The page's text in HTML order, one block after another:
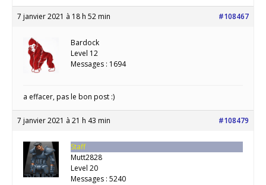
7 janvier 2021 à 18 h 52 min #108467
Bardock
Level 12
Messages : 1694
a effacer, pas le bon post :)
7 janvier 2021 à 21 h 43 min #108479
Staff
Mutt2828
Level 20
Messages : 5240